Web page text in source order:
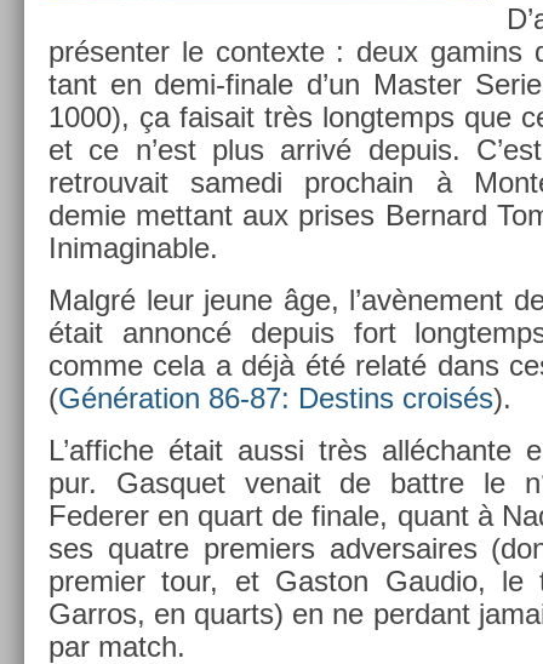
présent­er le con­tex­te : deux gamins
tant en demi-finale d’un Mast­er
1000), ça faisait très longtemps que
et ce n’est plus arrivé de­puis.
retro­uvait samedi pro­chain à
demie met­tant aux prises Be­rnard
In­imagin­able.
Malgré leur jeune âge, l’avène­ment
était an­noncé de­puis fort
comme cela a déjà été relaté dans
(Généra­tion 86-87: De­stins croisés).
L’af­fiche était aussi très al­léchan­te
pur. Gas­quet venait de battre le
Feder­er en quart de fin­ale, quant à
ses quat­re pre­mi­ers ad­versaires
pre­mi­er tour, et Gas­ton Gaudio, le
Garros, en quarts) en ne per­dant
par match.